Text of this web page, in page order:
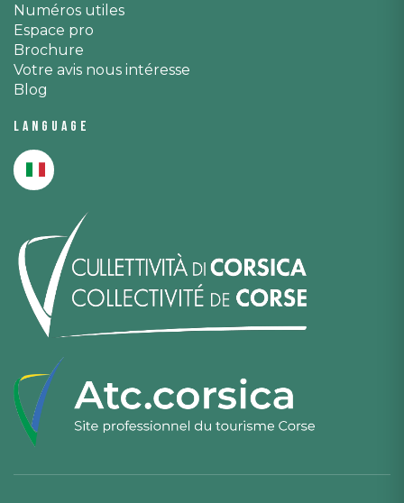
Numéros utiles
Espace pro
Brochure
Votre avis nous intéresse
Blog
Language